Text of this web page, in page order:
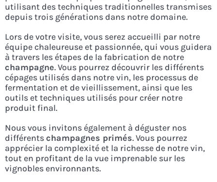
utilisant des techniques traditionnelles transmises
depuis trois générations dans notre domaine.
Lors de votre visite, vous serez accueilli par notre
équipe chaleureuse et passionnée, qui vous guidera
à travers les étapes de la fabrication de notre
champagne. Vous pourrez découvrir les différents
cépages utilisés dans notre vin, les processus de
fermentation et de vieillissement, ainsi que les
outils et techniques utilisés pour créer notre
produit final.
Nous vous invitons également à déguster nos
différentschampagnes primés. Vous pourrez
apprécier la complexité et la richesse de notre vin,
tout en profitant de la vue imprenable sur les
vignobles environnants.